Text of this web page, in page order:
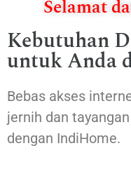
Selamat
Kebutuhan
untuk Anda
Bebas akses
jernih dan
dengan IndiHome.